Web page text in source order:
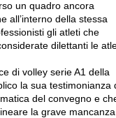
un quadro ancora
all’interno della stessa
gli atleti che
dilettanti le
di volley serie A1 della
la sua testimonianza
del convegno e
la grave mancanza